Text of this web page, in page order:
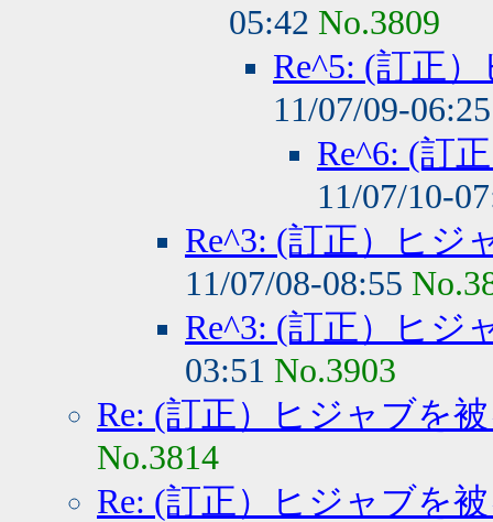
05:42 No.3809
Re^5: (訂正
11/07/09-
Re^6: (訂
11/07/10-
Re^3: (訂正）ヒジ
11/07/08-08:55
Re^3: (訂正）ヒジ
03:51 No.3903
Re: (訂正）ヒジャブを
No.3814
Re: (訂正）ヒジャブを